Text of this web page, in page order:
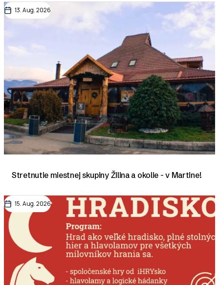
13. Aug. 2026
Stretnutie miestnej skupiny Žilina a okolie - v Martine!
15. Aug. 2026